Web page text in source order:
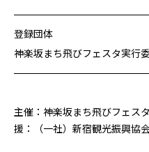
登録団体
神楽坂まち飛びフェスタ実行
主催：神楽坂まち飛びフェ
援：（一社）新宿観光振興協